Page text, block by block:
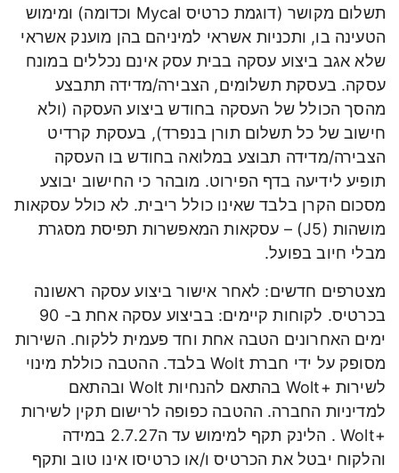
תשלום מקושר (דוגמת כרטיס Mycal וכדומה) ומימוש
הטעינה בו, ותכניות אשראי למיניהם בהן מוענק אשראי
שלא אגב ביצוע עסקה בבית עסק אינם נכללים במונח
עסקה. בעסקת תשלומים, הצבירה/מדידה תתבצע
מהסך הכולל של העסקה בחודש ביצוע העסקה (ולא
חישוב של כל תשלום תורן בנפרד), בעסקת קרדיט
הצבירה/מדידה תבוצע במלואה בחודש בו העסקה
תופיע לידיעה בדף הפירוט. מובהר כי החישוב יבוצע
מסכום הקרן בלבד שאינו כולל ריבית. לא כולל עסקאות
מושהות (J5) – עסקאות המאפשרות תפיסת מסגרת
מבלי חיוב בפועל.
מצטרפים חדשים: לאחר אישור ביצוע עסקה ראשונה
בכרטיס. לקוחות קיימים: בביצוע עסקה אחת ב- 90
ימים האחרונים הטבה אחת וחד פעמית ללקוח. השירות
מסופק על ידי חברת Wolt בלבד. ההטבה כוללת מינוי
לשירות +Wolt בהתאם להנחיות Wolt ובהתאם
למדיניות החברה. ההטבה כפופה לרישום תקין לשירות
+Wolt . הלינק תקף למימוש עד ה2.7.27 במידה
והלקוח יבטל את הכרטיס ו/או כרטיסו אינו טוב ותקף